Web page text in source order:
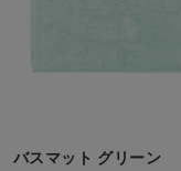
バスマット グリーン